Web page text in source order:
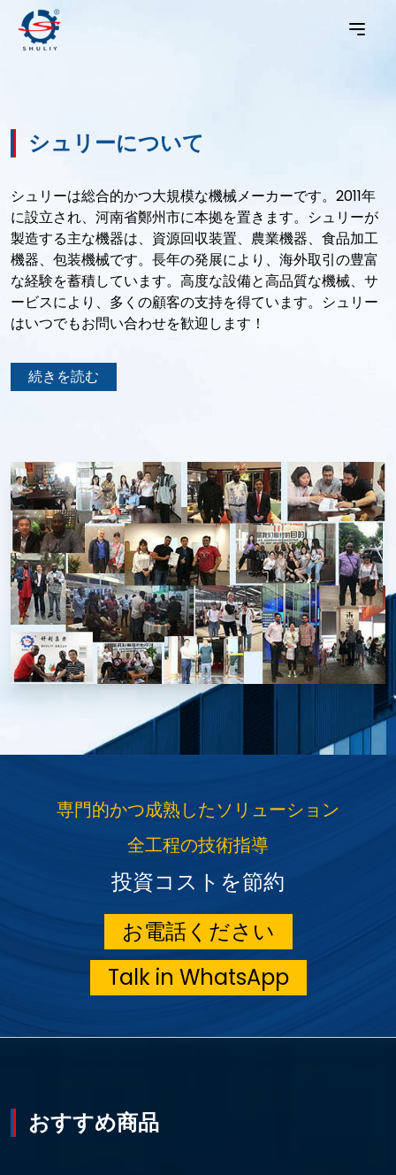
シュリーについて
シュリーは総合的かつ大規模な機械メーカーです。2011年
に設立され、河南省鄭州市に本拠を置きます。シュリーが
製造する主な機器は、資源回収装置、農業機器、食品加工
機器、包装機械です。長年の発展により、海外取引の豊富
な経験を蓄積しています。高度な設備と高品質な機械、サ
ービスにより、多くの顧客の支持を得ています。シュリー
はいつでもお問い合わせを歓迎します！
続きを読む
専門的かつ成熟したソリューション
全工程の技術指導
投資コストを節約
お電話ください
Talk in WhatsApp
おすすめ商品